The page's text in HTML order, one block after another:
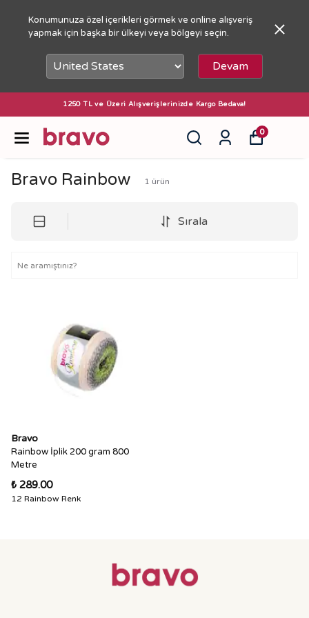
Konumunuza özel içerikleri görmek ve online alışveriş
yapmak için başka bir ülkeyi veya bölgeyi seçin.
Devam
1250 TL ve Üzeri Alışverişlerinizde Kargo Bedava!
0
Bravo Rainbow 1 ürün
Sırala
Bravo
Rainbow İplik 200 gram 800
Metre
₺ 289.00
12 Rainbow Renk